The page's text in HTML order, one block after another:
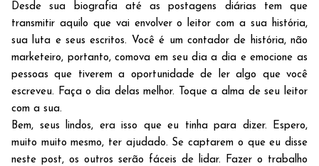
Desde sua biografia até as postagens diárias tem que
transmitir aquilo que vai envolver o leitor com a sua história,
sua luta e seus escritos. Você é um contador de história, não
marketeiro, portanto, comova em seu dia a dia e emocione as
pessoas que tiverem a oportunidade de ler algo que você
escreveu. Faça o dia delas melhor. Toque a alma de seu leitor
com a sua.
Bem, seus lindos, era isso que eu tinha para dizer. Espero,
muito muito mesmo, ter ajudado. Se captarem o que eu disse
neste post, os outros serão fáceis de lidar. Fazer o trabalho